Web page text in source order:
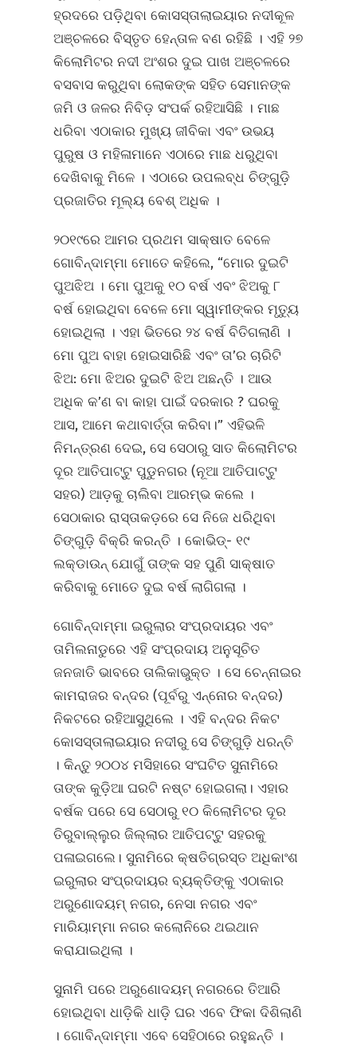
ହ୍ରଦରେ ପଡ଼ିଥିବା କୋସସ୍‌ତାଲାଇୟାର ନଦୀକୂଳ
ଅଞ୍ଚଳରେ ବିସ୍ତୃତ ହେନ୍ତାଳ ବଣ ରହିଛି । ଏହି ୨୭
କିଲୋମିଟର ନଦୀ ଅଂଶର ଦୁଇ ପାଖ ଅଞ୍ଚଳରେ
ବସବାସ କରୁଥିବା ଲୋକଙ୍କ ସହିତ ସେମାନଙ୍କ
ଜମି ଓ ଜଳର ନିବିଡ଼ ସଂପର୍କ ରହିଆସିଛି । ମାଛ
ଧରିବା ଏଠାକାର ମୁଖ୍ୟ ଜୀବିକା ଏବଂ ଉଭୟ
ପୁରୁଷ ଓ ମହିଳାମାନେ ଏଠାରେ ମାଛ ଧରୁଥିବା
ଦେଖିବାକୁ ମିଳେ । ଏଠାରେ ଉପଲବ୍‌ଧ ଚିଙ୍ଗୁଡ଼ି
ପ୍ରଜାତିର ମୂଲ୍ୟ ବେଶ୍‌ ଅଧିକ ।
୨୦୧୯ରେ ଆମର ପ୍ରଥମ ସାକ୍ଷାତ ବେଳେ
ଗୋବିନ୍ଦାମ୍ମା ମୋତେ କହିଲେ, “ମୋର ଦୁଇଟି
ପୁଅଝିଅ । ମୋ ପୁଅକୁ ୧୦ ବର୍ଷ ଏବଂ ଝିଅକୁ ୮
ବର୍ଷ ହୋଇଥିବା ବେଳେ ମୋ ସ୍ୱାମୀଙ୍କର ମୃତ୍ୟୁ
ହୋଇଥିଲା । ଏହା ଭିତରେ ୨୪ ବର୍ଷ ବିତିଗଲାଣି ।
ମୋ ପୁଅ ବାହା ହୋଇସାରିଛି ଏବଂ ତା’ର ଚାରିଟି
ଝିଅ: ମୋ ଝିଅର ଦୁଇଟି ଝିଅ ଅଛନ୍ତି । ଆଉ
ଅଧିକ କ’ଣ ବା କାହା ପାଇଁ ଦରକାର ? ଘରକୁ
ଆସ, ଆମେ କଥାବାର୍ତ୍ତା କରିବା।” ଏହିଭଳି
ନିମନ୍ତ୍ରଣ ଦେଇ, ସେ ସେଠାରୁ ସାତ କିଲୋମିଟର
ଦୂର ଆତିପାଟ୍ଟୁ ପୁଡୁନଗର (ନୂଆ ଆତିପାଟ୍ଟୁ
ସହର) ଆଡ଼କୁ ଚାଲିବା ଆରମ୍ଭ କଲେ ।
ସେଠାକାର ରାସ୍ତାକଡ଼ରେ ସେ ନିଜେ ଧରିଥିବା
ଚିଙ୍ଗୁଡ଼ି ବିକ୍ରି କରନ୍ତି । କୋଭିଡ୍‌- ୧୯
ଲକ୍‌ଡାଉନ୍‌ ଯୋଗୁଁ ତାଙ୍କ ସହ ପୁଣି ସାକ୍ଷାତ
କରିବାକୁ ମୋତେ ଦୁଇ ବର୍ଷ ଲାଗିଗଲା ।
ଗୋବିନ୍ଦାମ୍ମା ଇରୁଲାର ସଂପ୍ରଦାୟର ଏବଂ
ତାମିଲନାଡୁରେ ଏହି ସଂପ୍ରଦାୟ ଅନୁସୂଚିତ
ଜନଜାତି ଭାବରେ ତାଲିକାଭୁକ୍ତ । ସେ ଚେନ୍ନାଇର
କାମରାଜର ବନ୍ଦର (ପୂର୍ବରୁ ଏନ୍ନୋର ବନ୍ଦର)
ନିକଟରେ ରହିଆସୁଥିଲେ । ଏହି ବନ୍ଦର ନିକଟ
କୋସସ୍‌ତାଲାଇୟାର ନଦୀରୁ ସେ ଚିଙ୍ଗୁଡ଼ି ଧରନ୍ତି
। କିନ୍ତୁ ୨୦୦୪ ମସିହାରେ ସଂଘଟିତ ସୁନାମିରେ
ତାଙ୍କ କୁଡ଼ିଆ ଘରଟି ନଷ୍ଟ ହୋଇଗଲା। ଏହାର
ବର୍ଷକ ପରେ ସେ ସେଠାରୁ ୧୦ କିଲୋମିଟର ଦୂର
ତିରୁବାଲ୍ଲୁର ଜିଲ୍ଲାର ଆତିପଟ୍ଟୁ ସହରକୁ
ପଳାଇଗଲେ। ସୁନାମିରେ କ୍ଷତିଗ୍ରସ୍ତ ଅଧିକାଂଶ
ଇରୁଲାର ସଂପ୍ରଦାୟର ବ୍ୟକ୍ତିଙ୍କୁ ଏଠାକାର
ଅରୁଣୋଦୟମ୍‌ ନଗର, ନେସା ନଗର ଏବଂ
ମାରିୟାମ୍ମା ନଗର କଲୋନିରେ ଥଇଥାନ
କରାଯାଇଥିଲା ।
ସୁନାମି ପରେ ଅରୁଣୋଦୟମ୍‌ ନଗରରେ ତିଆରି
ହୋଇଥିବା ଧାଡ଼ିକି ଧାଡ଼ି ଘର ଏବେ ଫିକା ଦିଶିଲାଣି
। ଗୋବିନ୍ଦାମ୍ମା ଏବେ ସେହିଠାରେ ରହୁଛନ୍ତି ।